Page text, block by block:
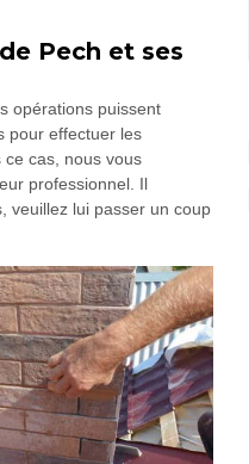
Pech et ses
opérations puissent
pour effectuer les
ce cas, nous vous
professionnel. Il
veuillez lui passer un coup